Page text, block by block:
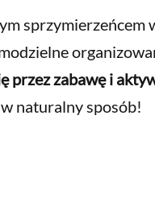
sprzymierzeńcem
przez zabawę i
naturalny sposób!